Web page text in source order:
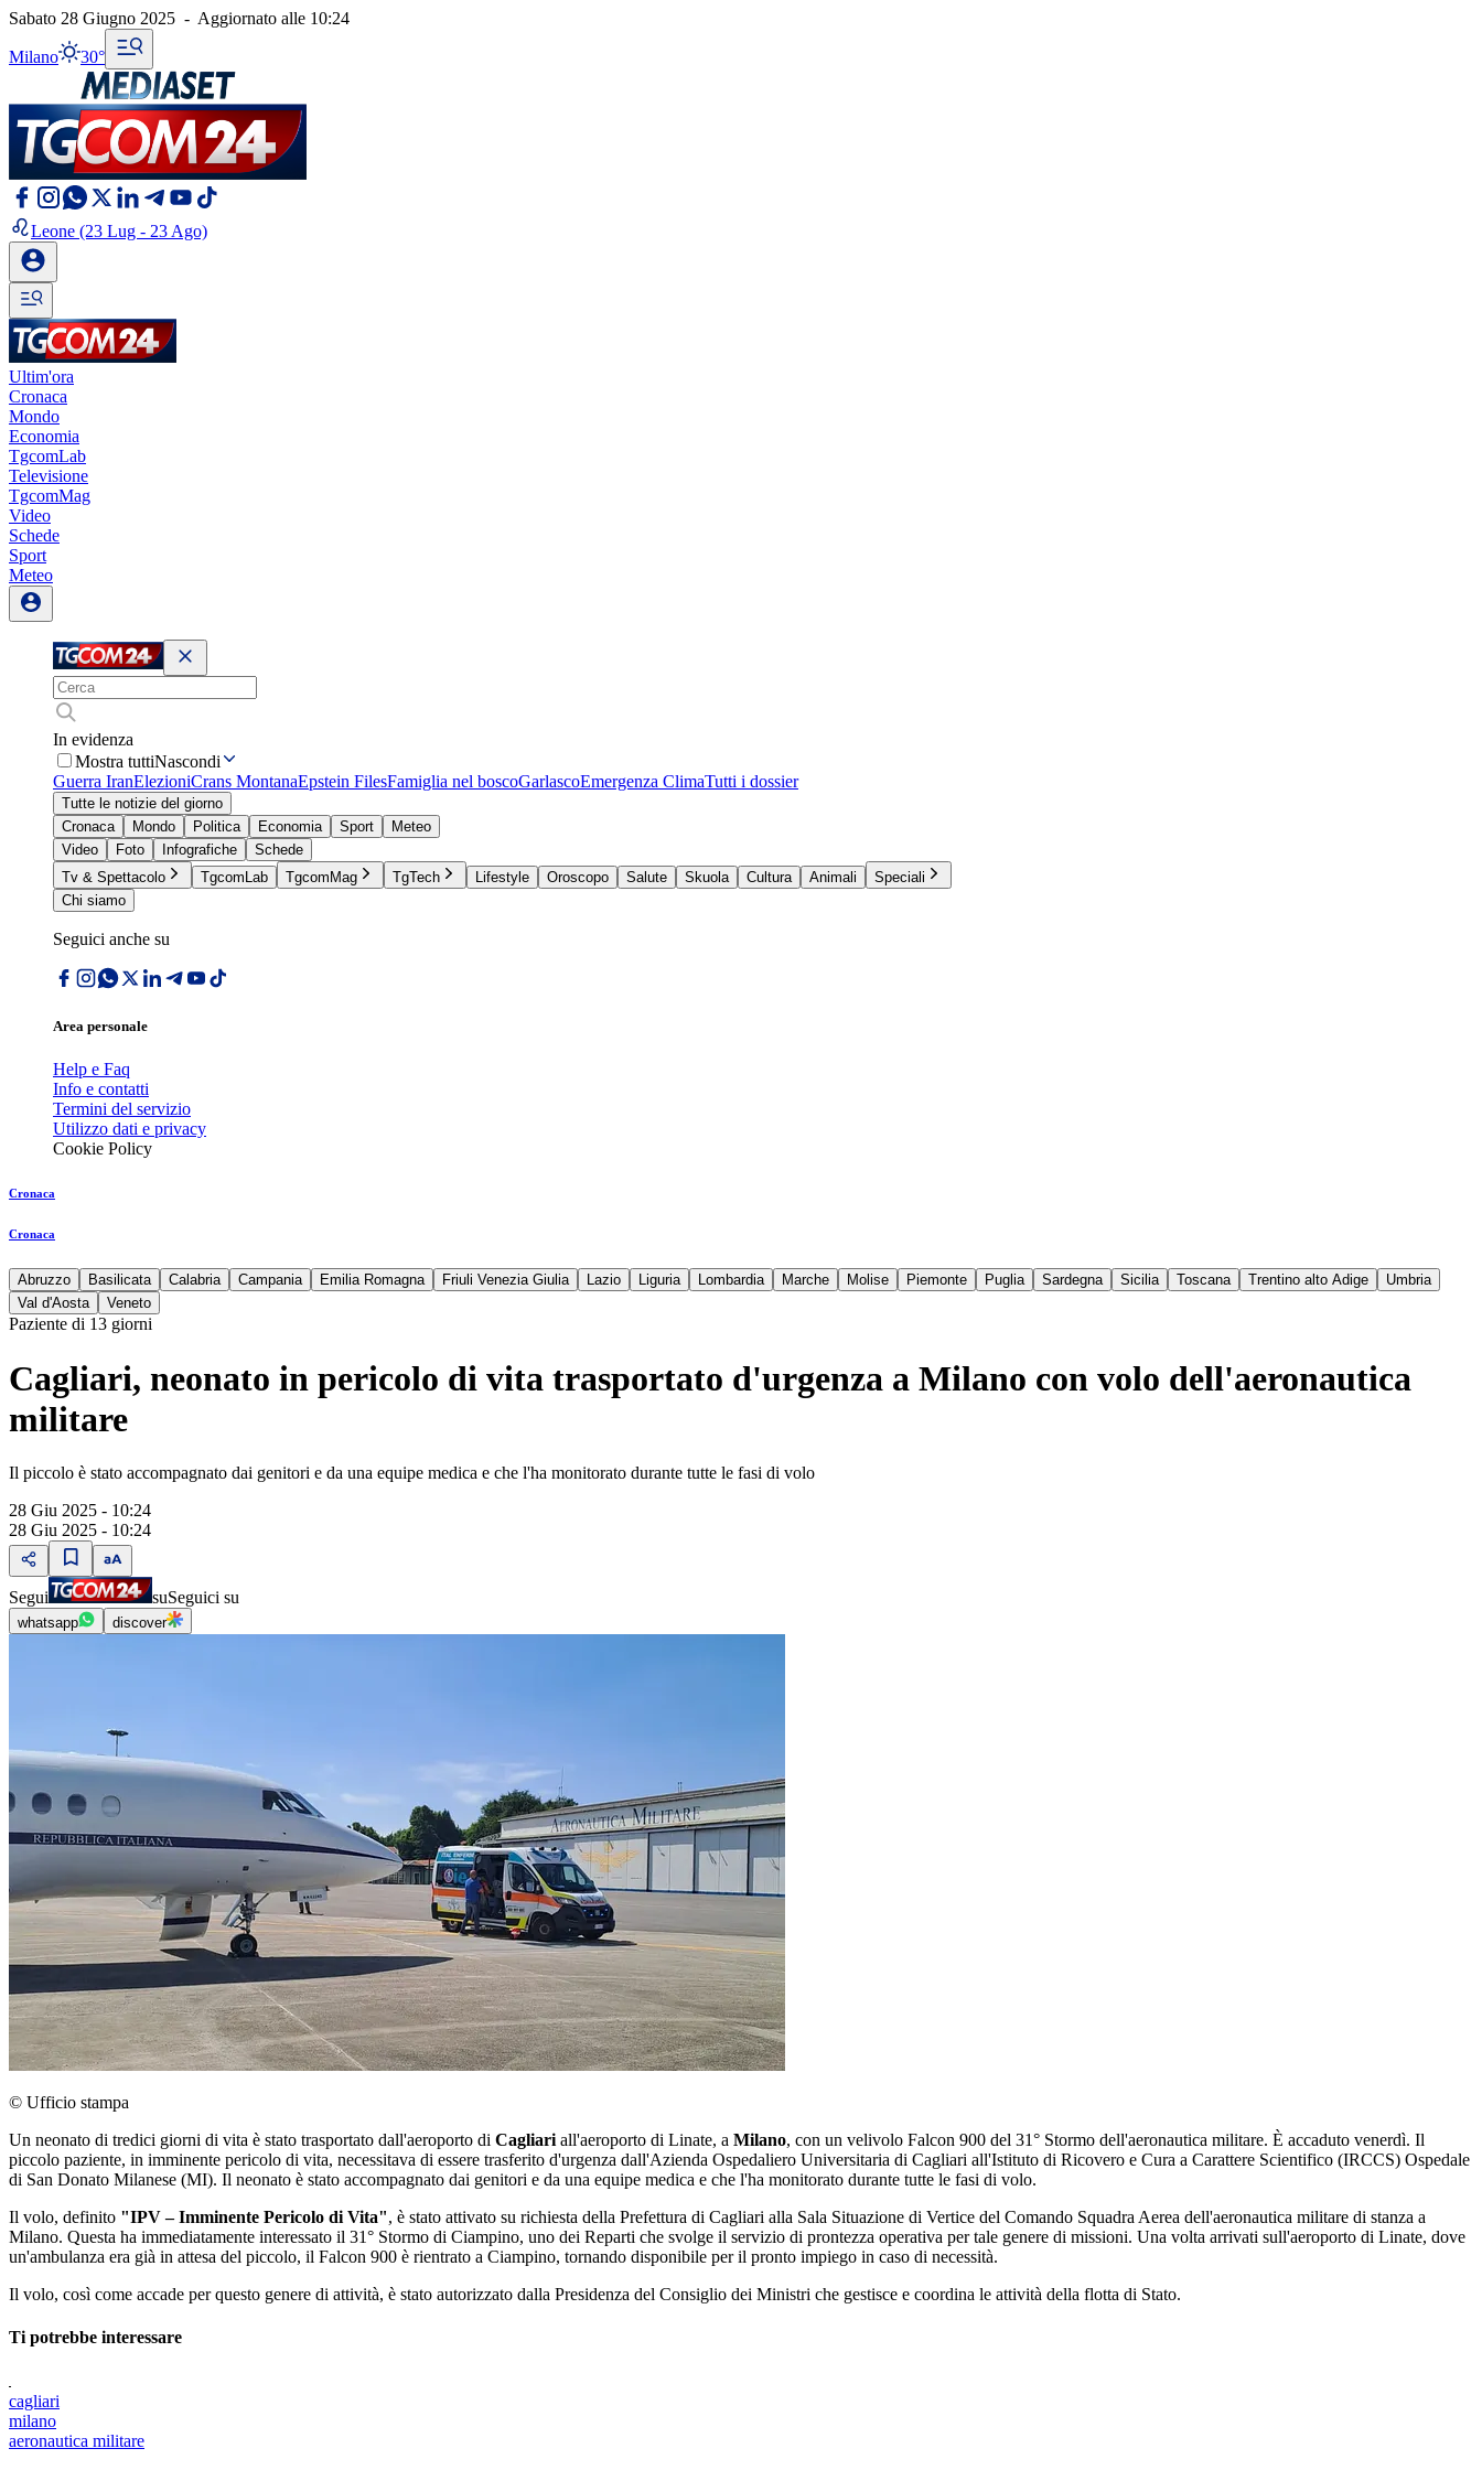
Sabato 28 Giugno 2025 - Aggiornato alle 10:24
Milano 30°
Leone (23 Lug - 23 Ago)
Ultim'ora
Cronaca
Mondo
Economia
TgcomLab
Televisione
TgcomMag
Video
Schede
Sport
Meteo
In evidenza
Mostra tuttiNascondi
Guerra IranElezioniCrans MontanaEpstein FilesFamiglia nel boscoGarlascoEmergenza ClimaTutti i dossier
Tutte le notizie del giorno
Cronaca
Mondo Politica Economia Sport
Meteo
Video
Foto Infografiche
Schede
Tv & Spettacolo
TgcomLab TgcomMag TgTech Lifestyle Oroscopo Salute Skuola Cultura Animali
Speciali
Chi siamo
Seguici anche su
Area personale
Help e Faq
Info e contatti
Termini del servizio
Utilizzo dati e privacy
Cookie Policy
Cronaca
Cronaca
Abruzzo Basilicata Calabria Campania Emilia Romagna Friuli Venezia Giulia Lazio Liguria Lombardia Marche Molise Piemonte Puglia Sardegna Sicilia Toscana Trentino alto Adige
Umbria
Val d'Aosta
Veneto
Paziente di 13 giorni
Cagliari, neonato in pericolo di vita trasportato d'urgenza a Milano con volo dell'aeronautica
militare
Il piccolo è stato accompagnato dai genitori e da una equipe medica e che l'ha monitorato durante tutte le fasi di volo
28 Giu 2025 - 10:24
28 Giu 2025 - 10:24
Segui suSeguici su
whatsapp discover
© Ufficio stampa
Un neonato di tredici giorni di vita è stato trasportato dall'aeroporto di Cagliari all'aeroporto di Linate, a Milano, con un velivolo Falcon 900 del 31° Stormo dell'aeronautica militare. È accaduto venerdì. Il
piccolo paziente, in imminente pericolo di vita, necessitava di essere trasferito d'urgenza dall'Azienda Ospedaliero Universitaria di Cagliari all'Istituto di Ricovero e Cura a Carattere Scientifico (IRCCS) Ospedale
di San Donato Milanese (MI). Il neonato è stato accompagnato dai genitori e da una equipe medica e che l'ha monitorato durante tutte le fasi di volo.
Il volo, definito "IPV – Imminente Pericolo di Vita", è stato attivato su richiesta della Prefettura di Cagliari alla Sala Situazione di Vertice del Comando Squadra Aerea dell'aeronautica militare di stanza a
Milano. Questa ha immediatamente interessato il 31° Stormo di Ciampino, uno dei Reparti che svolge il servizio di prontezza operativa per tale genere di missioni. Una volta arrivati sull'aeroporto di Linate, dove
un'ambulanza era già in attesa del piccolo, il Falcon 900 è rientrato a Ciampino, tornando disponibile per il pronto impiego in caso di necessità.
Il volo, così come accade per questo genere di attività, è stato autorizzato dalla Presidenza del Consiglio dei Ministri che gestisce e coordina le attività della flotta di Stato.
Ti potrebbe interessare
cagliari
milano
aeronautica militare